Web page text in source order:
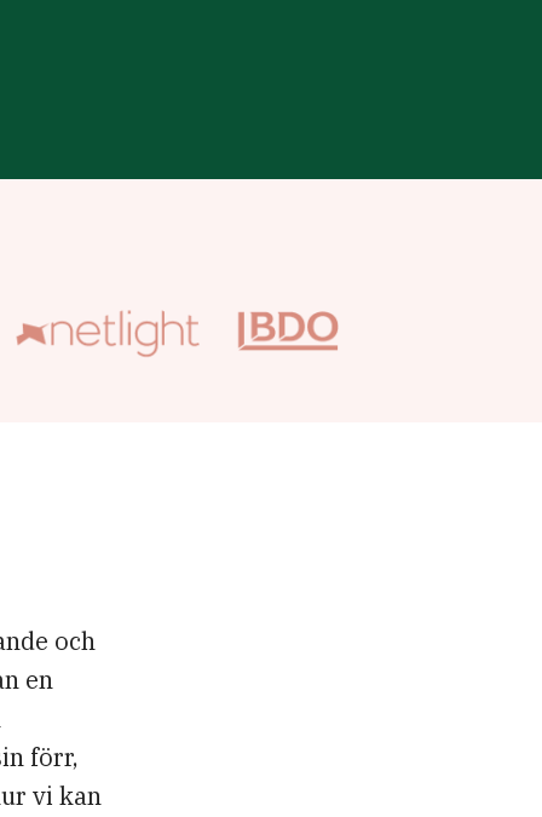
och
en
förr,
vi kan